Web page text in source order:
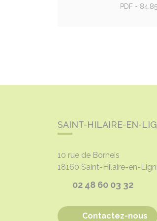
PDF -
SAINT-HILAIRE-EN-
10 rue de Borneis
18160 Saint-Hilaire-en-
02 48 60 03 32
Contactez-nous